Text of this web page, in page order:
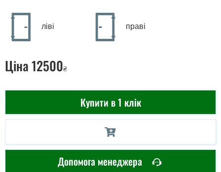
ліві праві
Ціна12500₴
Купити в 1 клік
Допомога менеджера